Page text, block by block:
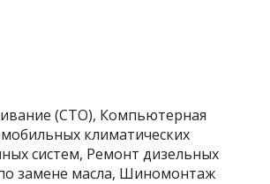
(СТО), Компьютерная
климатических
систем, Ремонт дизельных
замене масла, Шиномонтаж